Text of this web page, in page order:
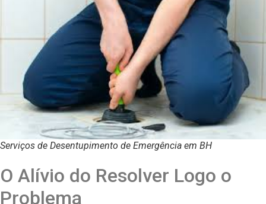
Serviços de Desentupimento de Emergência em BH
O Alívio do Resolver Logo o
Problema